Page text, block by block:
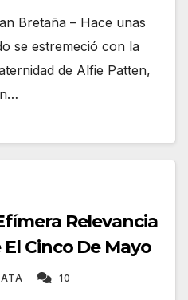
Bretaña – Hace unas
se estremeció con la
de Alfie Patten,
Relevancia
Cinco De Mayo
10